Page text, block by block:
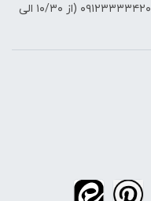
۰۹۱۲۳۳۳۳۴۲۰
(از ۱۰/۳۰ الی